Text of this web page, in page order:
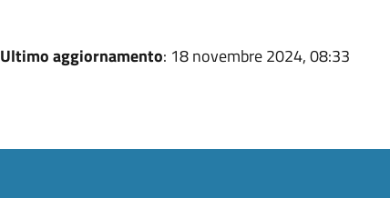
Ultimo aggiornamento: 18 novembre 2024, 08:33